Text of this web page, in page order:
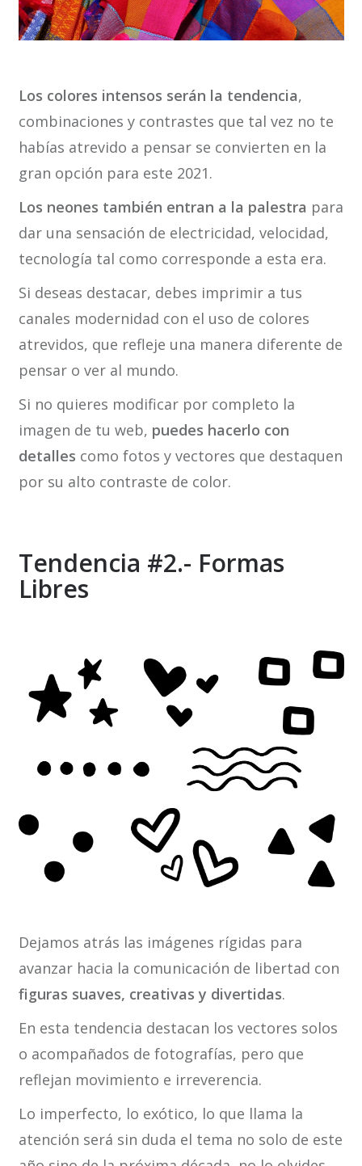
Los colores intensos serán la tendencia,
combinaciones y contrastes que tal vez no te
habías atrevido a pensar se convierten en la
gran opción para este 2021.
Los neones también entran a la palestra para
dar una sensación de electricidad, velocidad,
tecnología tal como corresponde a esta era.
Si deseas destacar, debes imprimir a tus
canales modernidad con el uso de colores
atrevidos, que refleje una manera diferente de
pensar o ver al mundo.
Si no quieres modificar por completo la
imagen de tu web, puedes hacerlo con
detalles como fotos y vectores que destaquen
por su alto contraste de color.
Tendencia #2.- Formas
Libres
Dejamos atrás las imágenes rígidas para
avanzar hacia la comunicación de libertad con
figuras suaves, creativas y divertidas.
En esta tendencia destacan los vectores solos
o acompañados de fotografías, pero que
reflejan movimiento e irreverencia.
Lo imperfecto, lo exótico, lo que llama la
atención será sin duda el tema no solo de este